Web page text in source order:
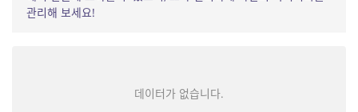
관리해 보세요!
데이터가 없습니다.